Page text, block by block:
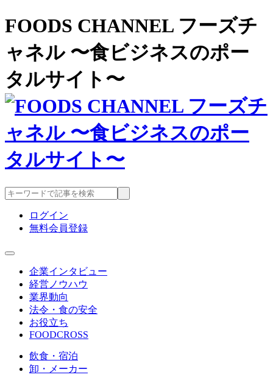
FOODS CHANNEL フーズチ
ャネル 〜食ビジネスのポー
タルサイト〜
ログイン
無料会員登録
企業インタビュー
経営ノウハウ
業界動向
法令・食の安全
お役立ち
FOODCROSS
飲食・宿泊
卸・メーカー